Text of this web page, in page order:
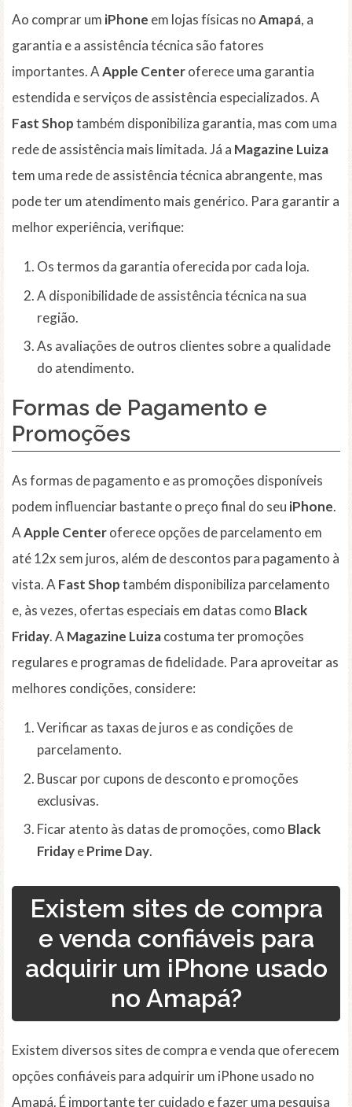
Ao comprar um iPhone em lojas físicas noAmapá, a
garantia e a assistência técnica são fatores
importantes. AApple Centeroferece uma garantia
estendida e serviços de assistência especializados. A
Fast Shoptambém disponibiliza garantia, mas com uma
rede de assistência mais limitada. Já a Magazine Luiza
tem uma rede de assistência técnica abrangente, mas
pode ter um atendimento mais genérico. Para garantir a
melhor experiência, verifique:
Os termos da garantia oferecida por cada loja.
A disponibilidade de assistência técnica na sua
região.
As avaliações de outros clientes sobre a qualidade
do atendimento.
Formas de Pagamento e
Promoções
As formas de pagamento e as promoções disponíveis
podem influenciar bastante o preço final do seu iPhone.
AApple Centeroferece opções de parcelamento em
até 12x sem juros, além de descontos para pagamento à
vista. A Fast Shoptambém disponibiliza parcelamento
e, às vezes, ofertas especiais em datas como Black
Friday. A Magazine Luizacostuma ter promoções
regulares e programas de fidelidade. Para aproveitar as
melhores condições, considere:
Verificar as taxas de juros e as condições de
parcelamento.
Buscar por cupons de desconto e promoções
exclusivas.
Ficar atento às datas de promoções, como Black
FridayePrime Day.
Existem sites de compra
e venda confiáveis para
adquirir um iPhone usado
no Amapá?
Existem diversos sites de compra e venda que oferecem
opções confiáveis para adquirir um iPhone usado no
Amapá. É importante ter cuidado e fazer uma pesquisa